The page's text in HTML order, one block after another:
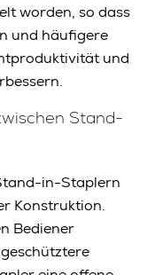
worden, so dass
und häufigere
und
Stand-
in-Staplern
Konstruktion.
Bediener